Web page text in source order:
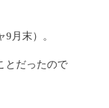
月末）。
とだったので